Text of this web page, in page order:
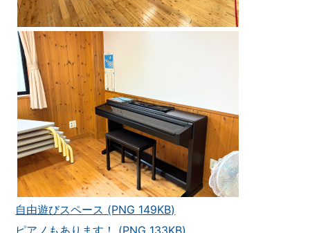
自由遊びスペース (PNG 149KB)